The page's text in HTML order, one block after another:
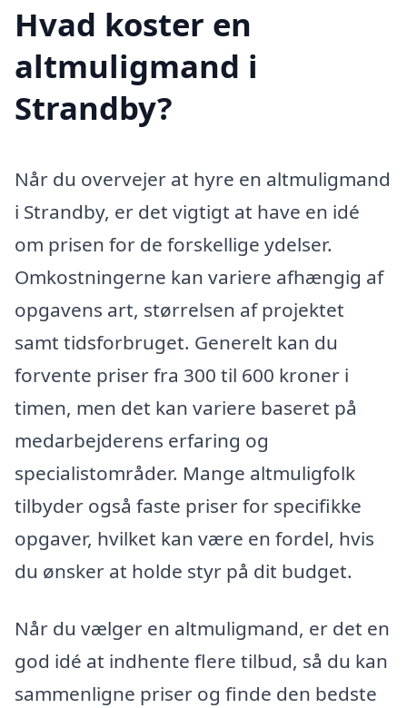
Hvad koster en
altmuligmand i
Strandby?
Når du overvejer at hyre en altmuligmand
i Strandby, er det vigtigt at have en idé
om prisen for de forskellige ydelser.
Omkostningerne kan variere afhængig af
opgavens art, størrelsen af projektet
samt tidsforbruget. Generelt kan du
forvente priser fra 300 til 600 kroner i
timen, men det kan variere baseret på
medarbejderens erfaring og
specialistområder. Mange altmuligfolk
tilbyder også faste priser for specifikke
opgaver, hvilket kan være en fordel, hvis
du ønsker at holde styr på dit budget.
Når du vælger en altmuligmand, er det en
god idé at indhente flere tilbud, så du kan
sammenligne priser og finde den bedste